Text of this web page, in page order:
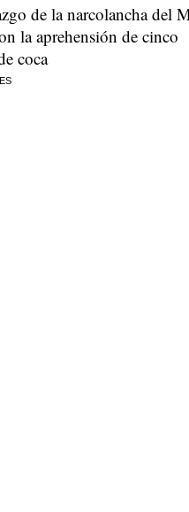
de la narcolancha del
la aprehensión de cinco
coca